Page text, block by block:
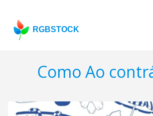
RGBSTOCK
Como Ao